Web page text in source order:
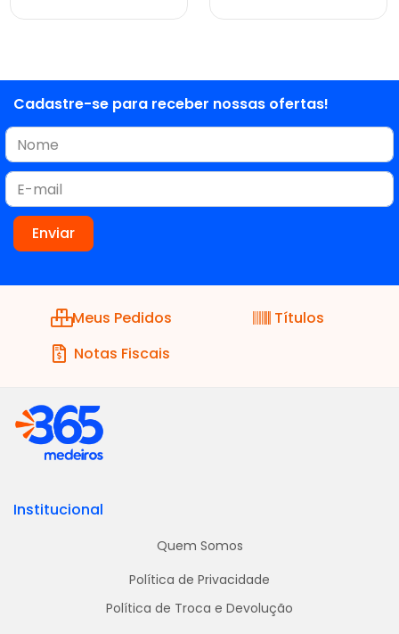
Cadastre-se para receber nossas ofertas!
Meus Pedidos
Títulos
Notas Fiscais
Institucional
Quem Somos
Política de Privacidade
Política de Troca e Devolução